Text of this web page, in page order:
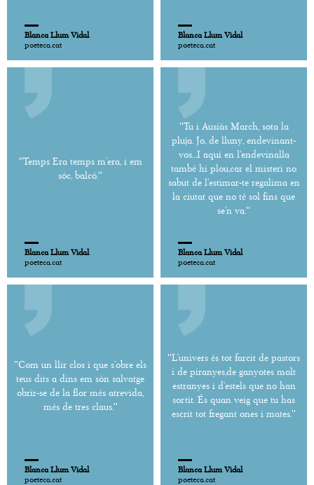
Blanca Llum Vidal
poeteca.cat
Blanca Llum Vidal
poeteca.cat
''Temps Era temps m’era, i em
sóc, balcó.''
Blanca Llum Vidal
poeteca.cat
''Tu i Ausiàs March, sota la
pluja. Jo, de lluny, endevinant-
vos…I aquí en l’endevinalla
també hi plou,car el misteri no
sabut de l’estimar-te regalima en
la ciutat que no té sol fins que
se’n va.''
Blanca Llum Vidal
poeteca.cat
''Com un llir clos i que s’obre els
teus dits a dins em són salvatge
obrir-se de la flor més atrevida,
més de tres claus.''
Blanca Llum Vidal
poeteca.cat
''L’univers és tot farcit de pastors
i de piranyes,de ganyotes molt
estranyes i d’estels que no han
sortit. És quan veig que tu has
escrit tot fregant ones i mates.''
Blanca Llum Vidal
poeteca.cat